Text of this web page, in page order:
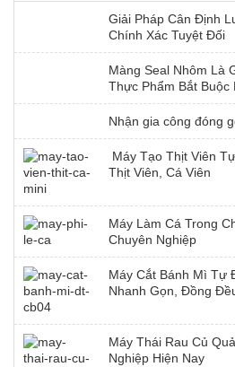
Giải Pháp Cân Định
Chính Xác Tuyệt Đối
Màng Seal Nhôm Là
Thực Phẩm Bắt Buộc
Nhận gia công đóng
Máy Tạo Thịt Viên
Thịt Viên, Cá Viên
Máy Làm Cá Trong
Chuyên Nghiệp
Máy Cắt Bánh Mì Tự
Nhanh Gọn, Đồng
Máy Thái Rau Củ
Nghiệp Hiện Nay